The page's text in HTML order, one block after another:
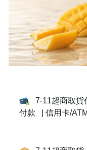
7-11超商取貨
付款
| 信用卡/